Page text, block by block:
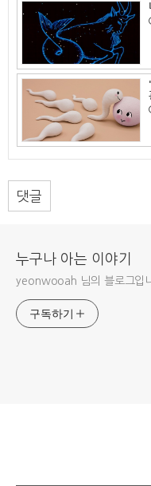
댓글
누구나 아는 이야기
yeonwooah 님의 블로그입
구독하기